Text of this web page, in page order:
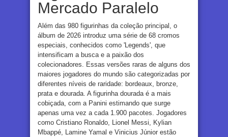
Mercado Paralelo
Além das 980 figurinhas da coleção principal, o
álbum de 2026 introduz uma série de 68 cromos
especiais, conhecidos como 'Legends', que
intensificam a busca e a paixão dos
colecionadores. Essas versões raras de alguns dos
maiores jogadores do mundo são categorizadas por
diferentes níveis de raridade: bordeaux, bronze,
prata e dourada. A figurinha dourada é a mais
cobiçada, com a Panini estimando que surge
apenas uma vez a cada 1.900 pacotes. Jogadores
como Cristiano Ronaldo, Lionel Messi, Kylian
Mbappé, Lamine Yamal e Vinicius Júnior estão